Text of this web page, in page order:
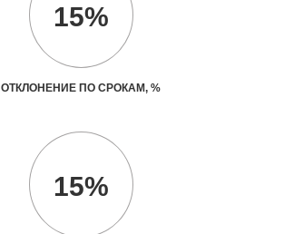
15%
ОТКЛОНЕНИЕ ПО СРОКАМ, %
15%